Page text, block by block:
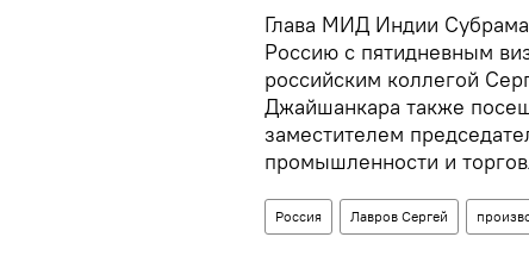
Глава МИД Индии
Россию с пятидневным
российским коллегой
Джайшанкара также
заместителем
промышленности и
Россия Лавров Сергей